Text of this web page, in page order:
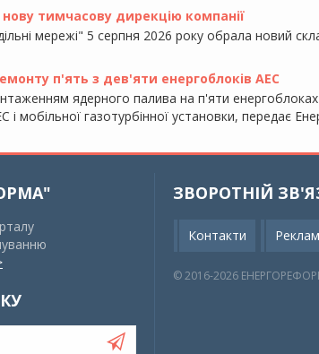
тимчасову дирекцію компанії
мережі" 5 серпня 2026 року обрала новий
п'ять з дев'яти енергоблоків АЕС
ядерного палива на п'яти
і мобільної газотурбінної установки, передає
ЗВОРОТНІЙ
Контакти
© 2016-2026